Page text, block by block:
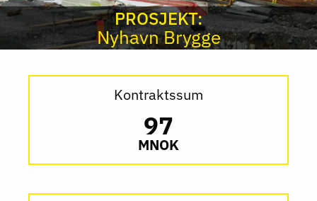
PROSJEKT:
Nyhavn Brygge
Kontraktssum
97
MNOK